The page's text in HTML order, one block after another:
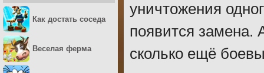
уничтожения
появится замена.
сколько ещё
Как достать соседа
Веселая ферма